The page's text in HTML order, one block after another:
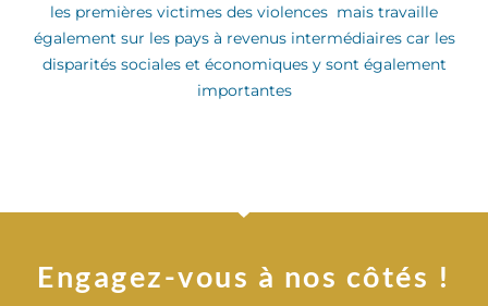
les premières victimes des violences mais travaille
également sur les pays à revenus intermédiaires car les
disparités sociales et économiques y sont également
importantes
Engagez-vous à nos côtés !